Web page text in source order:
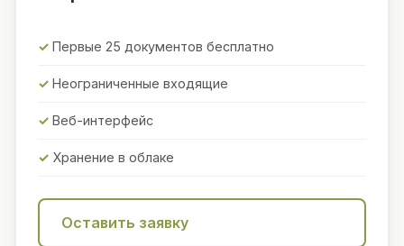
Первые 25 документов бесплатно
Неограниченные входящие
Веб-интерфейс
Хранение в облаке
Оставить заявку